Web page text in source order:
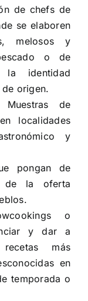
de chefs de
se elaboren
melosos y
o de
identidad
origen.
de
localidades
y
pongan de
de la oferta
o
y dar a
más
en
temporada o